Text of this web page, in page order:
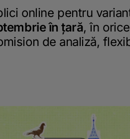
online pentru
în țară, în
de analiză,